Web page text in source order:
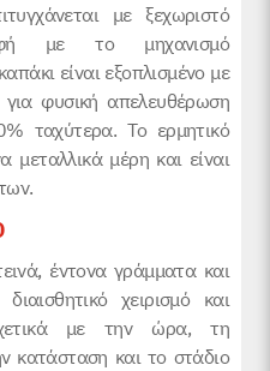
με ξεχωριστό
με το μηχανισμό
είναι εξοπλισμένο με
φυσική απελευθέρωση
ταχύτερα. Το ερμητικό
μεταλλικά μέρη και είναι
έντονα γράμματα και
χειρισμό και
με την ώρα, τη
κατάσταση και το στάδιο